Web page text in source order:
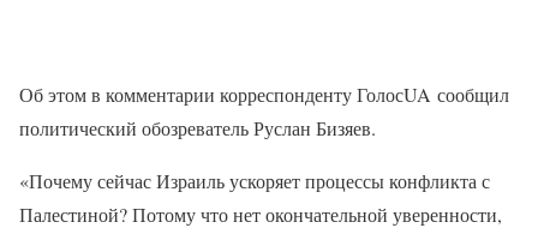
Об этом в комментарии корреспонденту ГолосUA сообщил
политический обозреватель Руслан Бизяев.
«Почему сейчас Израиль ускоряет процессы конфликта с
Палестиной? Потому что нет окончательной уверенности,